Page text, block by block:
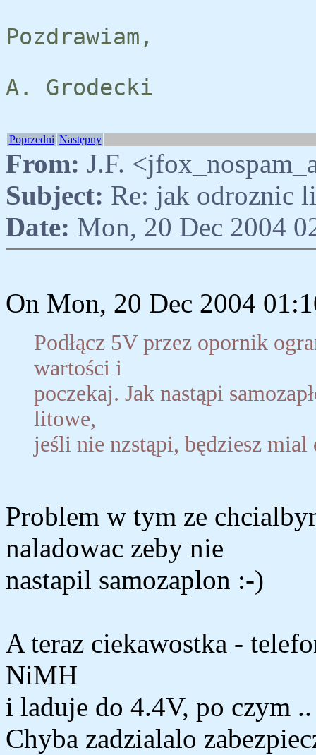
Pozdrawiam,
A. Grodecki
Poprzedni Następny
From: J.F.
Subject: Re: jak odroznic
Date: Mon, 20 Dec 2004
On Mon, 20 Dec 2004
Podłącz 5V przez opornik
wartości i
poczekaj. Jak nastąpi
litowe,
jeśli nie nzstąpi, będziesz
Problem w tym ze
naladowac zeby nie
nastapil samozaplon :-)
A teraz ciekawostka -
NiMH
i laduje do 4.4V, po czym
Chyba zadzialalo